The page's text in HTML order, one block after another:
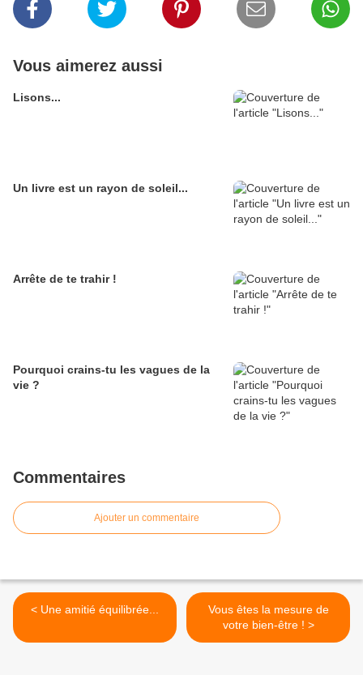
Vous aimerez aussi
Lisons...
Un livre est un rayon de soleil...
Arrête de te trahir !
Pourquoi crains-tu les vagues de la
vie ?
Commentaires
Ajouter un commentaire
< Une amitié équilibrée...
Vous êtes la mesure de
votre bien-être ! >